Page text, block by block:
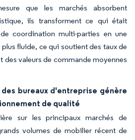
que les marchés absorbent
ils transforment ce qui était
coordination multi-parties en une
fluide, ce qui soutient des taux de
des valeurs de commande moyennes
bureaux d'entreprise génère
de qualité
sur les principaux marchés de
volumes de mobilier récent de